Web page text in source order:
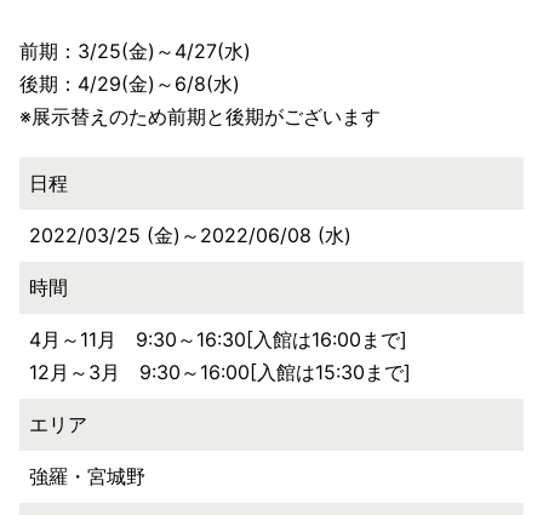
前期：3/25(金)～4/27(水)
後期：4/29(金)～6/8(水)
※展示替えのため前期と後期がございます
日程
2022/03/25 (金)～2022/06/08 (水)
時間
4月～11月 9:30～16:30[入館は16:00まで]
12月～3月 9:30～16:00[入館は15:30まで]
エリア
強羅・宮城野